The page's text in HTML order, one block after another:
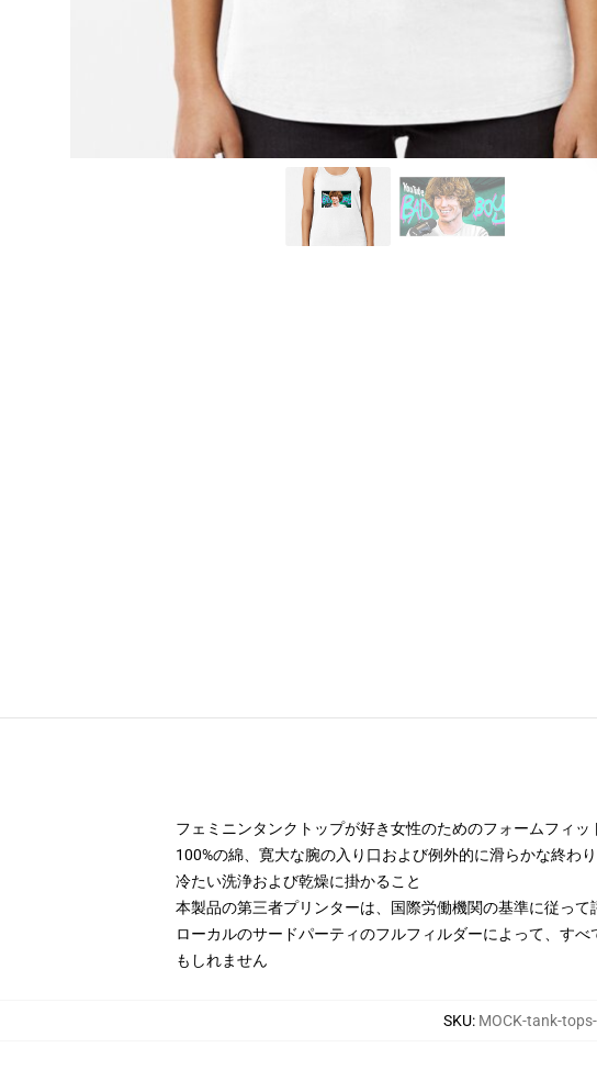
フェミニンタンクトップが好き女性のためのフォームフィッ
100%の綿、寛大な腕の入り口および例外的に滑らかな終わり
冷たい洗浄および乾燥に掛かること
本製品の第三者プリンターは、国際労働機関の基準に従って
ローカルのサードパーティのフルフィルダーによって、す
もしれません
SKU: MOCK-tank-